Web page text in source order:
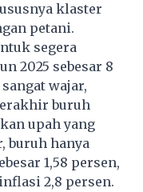
klaster
petani.
segera
2025 sebesar 8
wajar,
buruh
upah yang
buruh hanya
1,58 persen,
2,8 persen.